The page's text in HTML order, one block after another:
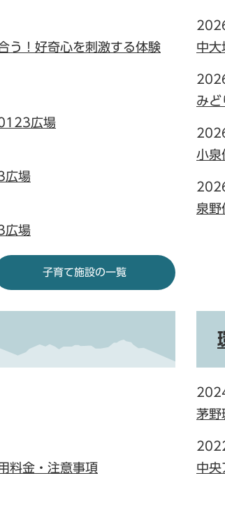
う！好奇心を刺激する体験
広場
広場
広場
子育て施設の一覧
中大
みど
小泉
泉野
料金・注意事項
茅野
中央